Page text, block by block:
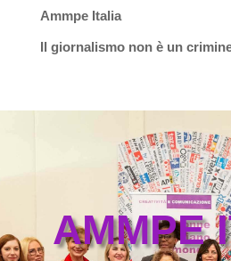
Ammpe Italia
Il giornalismo non è un
AMMPE